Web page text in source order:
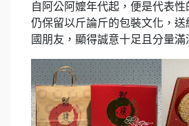
自阿公阿嬤年代起，便是代表
仍保留以斤論斤的包裝文化，
國朋友，顯得誠意十足且分量滿